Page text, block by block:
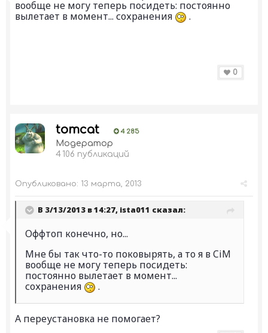
вообще не могу теперь посидеть: постоянно
вылетает в момент... сохранения
.
0
tomcat 4 285
Модератор
4 106 публикаций
Опубликовано: 13 марта, 2013
В 3/13/2013 в 14:27, ista011 сказал:
Оффтоп конечно, но...
Мне бы так что-то поковырять, а то я в CiM
вообще не могу теперь посидеть:
постоянно вылетает в момент...
сохранения
.
А переустановка не помогает?